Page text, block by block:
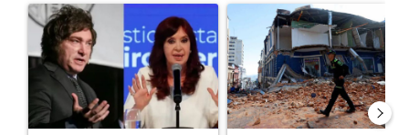
Un artículo de tendencia con el título "Javier Milei celebra la
Un artículo de tendencia con